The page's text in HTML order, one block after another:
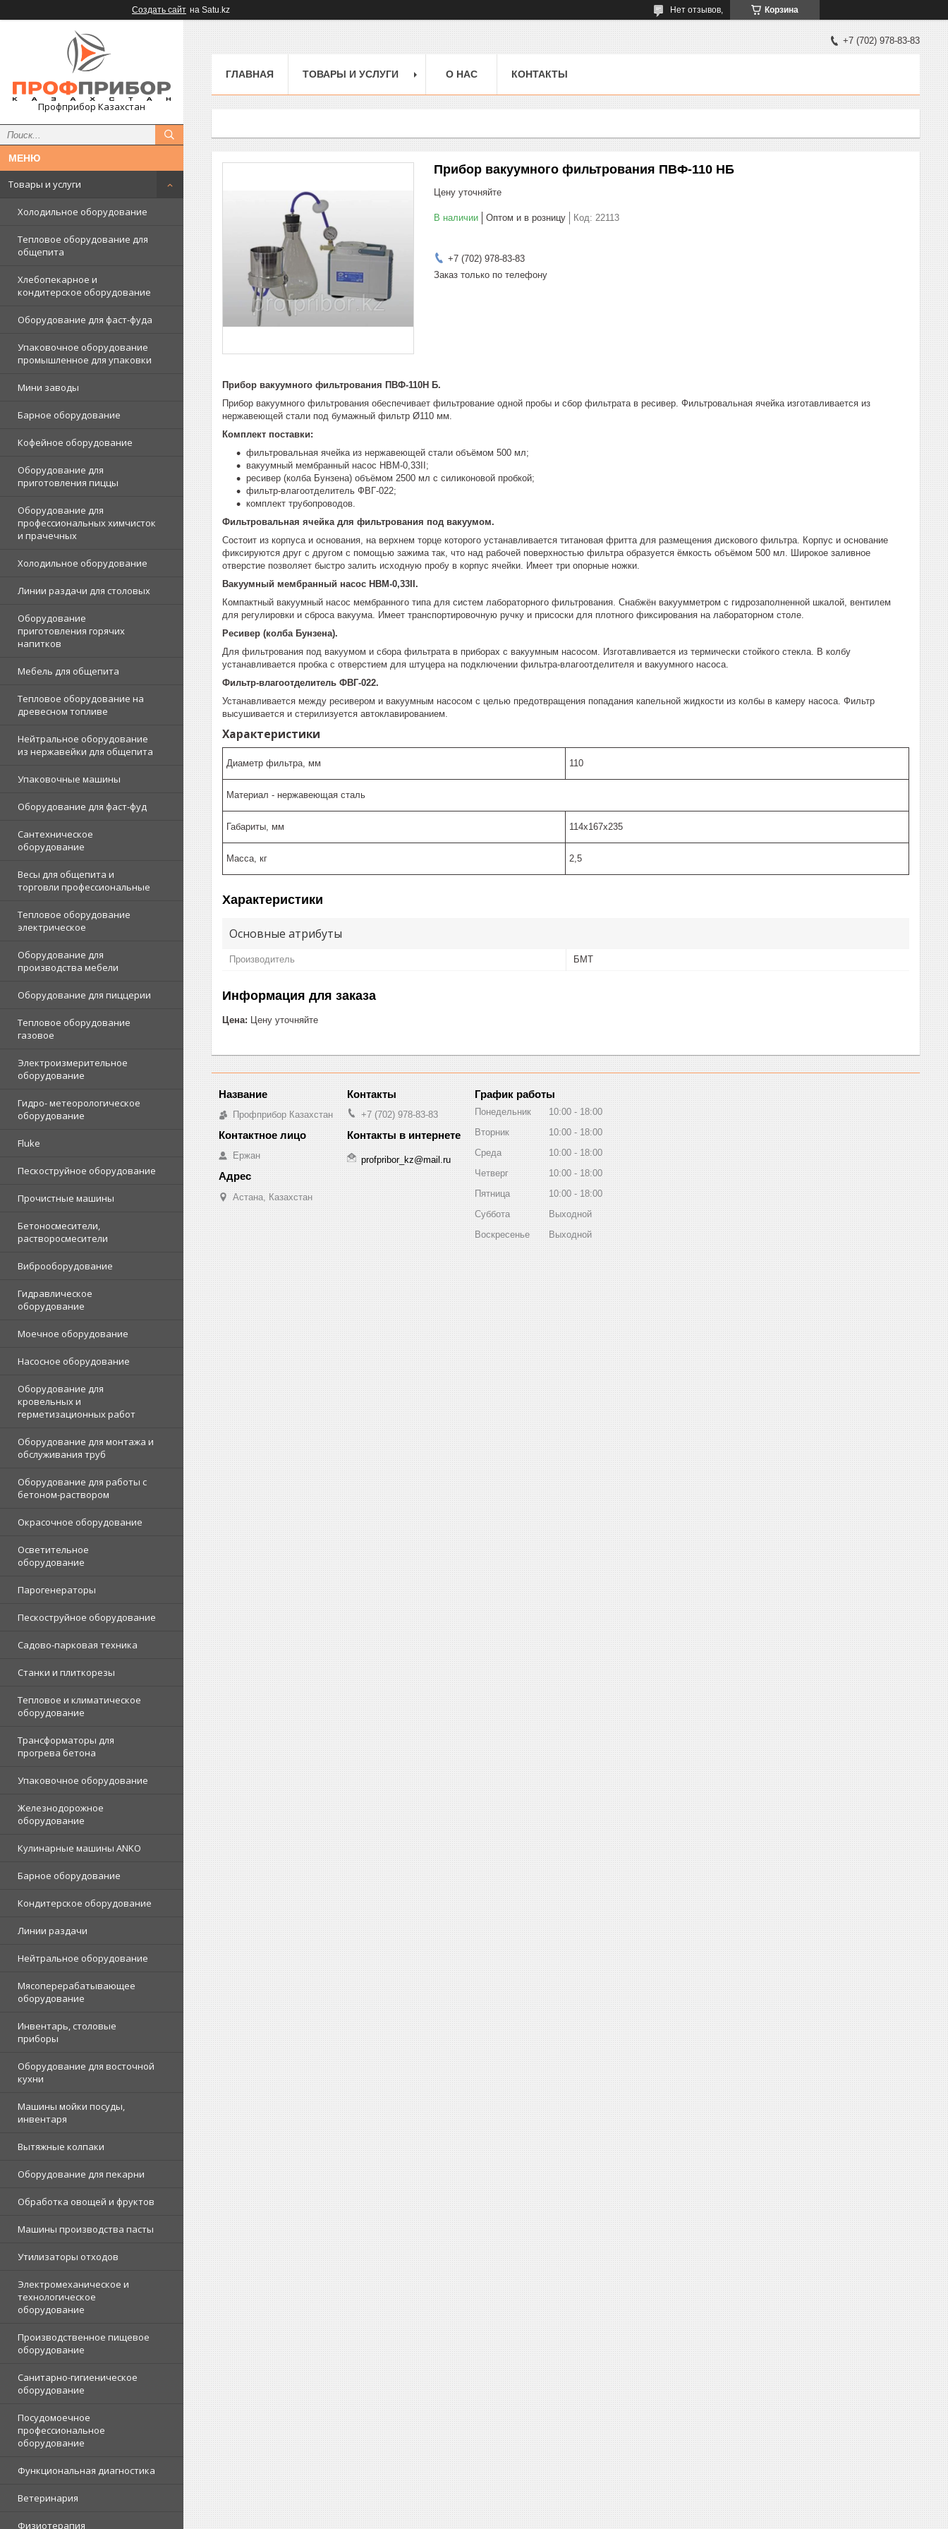
Создать сайт на Satu.kz Корзина
Нет отзывов,
Профприбор Казахстан
Товары и услуги
Холодильное оборудование
Тепловое оборудование для
общепита
Хлебопекарное и
кондитерское оборудование
Оборудование для фаст-фуда
Упаковочное оборудование
промышленное для упаковки
Мини заводы
Барное оборудование
Кофейное оборудование
Оборудование для
приготовления пиццы
Оборудование для
профессиональных химчисток
и прачечных
Холодильное оборудование
Линии раздачи для столовых
Оборудование
приготовления горячих
напитков
Мебель для общепита
Тепловое оборудование на
древесном топливе
Нейтральное оборудование
из нержавейки для общепита
Упаковочные машины
Оборудование для фаст-фуд
Сантехническое
оборудование
Весы для общепита и
торговли профессиональные
Тепловое оборудование
электрическое
Оборудование для
производства мебели
Оборудование для пиццерии
Тепловое оборудование
газовое
Электроизмерительное
оборудование
Гидро- метеорологическое
оборудование
Fluke
Пескоструйное оборудование
Прочистные машины
Бетоносмесители,
растворосмесители
Виброоборудование
Гидравлическое
оборудование
Моечное оборудование
Насосное оборудование
Оборудование для
кровельных и
герметизационных работ
Оборудование для монтажа и
обслуживания труб
Оборудование для работы с
бетоном-раствором
Окрасочное оборудование
Осветительное
оборудование
Парогенераторы
Пескоструйное оборудование
Садово-парковая техника
Станки и плиткорезы
Тепловое и климатическое
оборудование
Трансформаторы для
прогрева бетона
Упаковочное оборудование
Железнодорожное
оборудование
Кулинарные машины ANKO
Барное оборудование
Кондитерское оборудование
Линии раздачи
Нейтральное оборудование
Мясоперерабатывающее
оборудование
Инвентарь, столовые
приборы
Оборудование для восточной
кухни
Машины мойки посуды,
инвентаря
Вытяжные колпаки
Оборудование для пекарни
Обработка овощей и фруктов
Машины производства пасты
Утилизаторы отходов
Электромеханическое и
технологическое
оборудование
Производственное пищевое
оборудование
Санитарно-гигиеническое
оборудование
Посудомоечное
профессиональное
оборудование
Функциональная диагностика
Ветеринария
Физиотерапия
+7 (702) 978-83-83
ГЛАВНАЯ ТОВАРЫ И УСЛУГИ О НАС КОНТАКТЫ
Прибор вакуумного фильтрования ПВФ-110 НБ
Цену уточняйте
В наличии Оптом и в розницу Код: 22113
+7 (702) 978-83-83
Заказ только по телефону
Прибор вакуумного фильтрования ПВФ-110Н Б.
Прибор вакуумного фильтрования обеспечивает фильтрование одной пробы и сбор фильтрата в ресивер. Фильтровальная ячейка изготавливается из
нержавеющей стали под бумажный фильтр Ø110 мм.
Комплект поставки:
фильтровальная ячейка из нержавеющей стали объёмом 500 мл;
вакуумный мембранный насос НВМ-0,33II;
ресивер (колба Бунзена) объёмом 2500 мл с силиконовой пробкой;
фильтр-влагоотделитель ФВГ-022;
комплект трубопроводов.
Фильтровальная ячейка для фильтрования под вакуумом.
Состоит из корпуса и основания, на верхнем торце которого устанавливается титановая фритта для размещения дискового фильтра. Корпус и основание
фиксируются друг с другом с помощью зажима так, что над рабочей поверхностью фильтра образуется ёмкость объёмом 500 мл. Широкое заливное
отверстие позволяет быстро залить исходную пробу в корпус ячейки. Имеет три опорные ножки.
Вакуумный мембранный насос НВМ-0,33II.
Компактный вакуумный насос мембранного типа для систем лабораторного фильтрования. Снабжён вакуумметром с гидрозаполненной шкалой, вентилем
для регулировки и сброса вакуума. Имеет транспортировочную ручку и присоски для плотного фиксирования на лабораторном столе.
Ресивер (колба Бунзена).
Для фильтрования под вакуумом и сбора фильтрата в приборах с вакуумным насосом. Изготавливается из термически стойкого стекла. В колбу
устанавливается пробка с отверстием для штуцера на подключении фильтра-влагоотделителя и вакуумного насоса.
Фильтр-влагоотделитель ФВГ-022.
Устанавливается между ресивером и вакуумным насосом с целью предотвращения попадания капельной жидкости из колбы в камеру насоса. Фильтр
высушивается и стерилизуется автоклавированием.
Характеристики
Диаметр фильтра, мм 110
Материал - нержавеющая сталь
Габариты, мм 114х167х235
Масса, кг 2,5
Характеристики
Основные атрибуты
Производитель БМТ
Информация для заказа
Цена: Цену уточняйте
Профприбор Казахстан
Ержан
Астана, Казахстан
+7 (702) 978-83-83
profpribor_kz@mail.ru
График работы
Понедельник 10:00
18:00
Вторник
10:00
18:00
Среда
10:00
18:00
Четверг
10:00
18:00
Пятница
10:00
18:00
Суббота
Выходной
Воскресенье
Выходной